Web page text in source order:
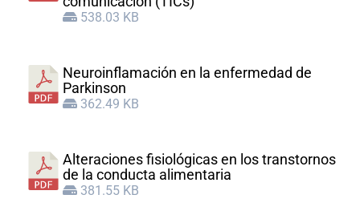
538.03 KB
Neuroinflamación en la enfermedad de
Parkinson
362.49 KB
Alteraciones fisiológicas en los transtornos
de la conducta alimentaria
381.55 KB